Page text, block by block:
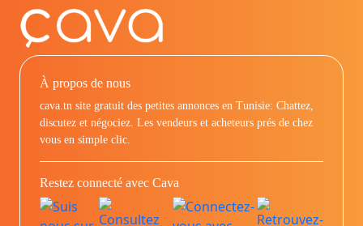
À propos de nous
cava.tn site gratuit des petites annonces en Tunisie: Chattez,
discutez et négociez. Les vendeurs et acheteurs prés de chez
vous en simple clic.
Restez connecté avec Cava